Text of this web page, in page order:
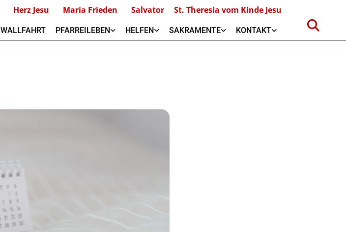
Herz Jesu Maria Frieden Salvator St. Theresia vom Kinde Jesu
WALLFAHRT PFARREILEBEN HELFEN SAKRAMENTE KONTAKT